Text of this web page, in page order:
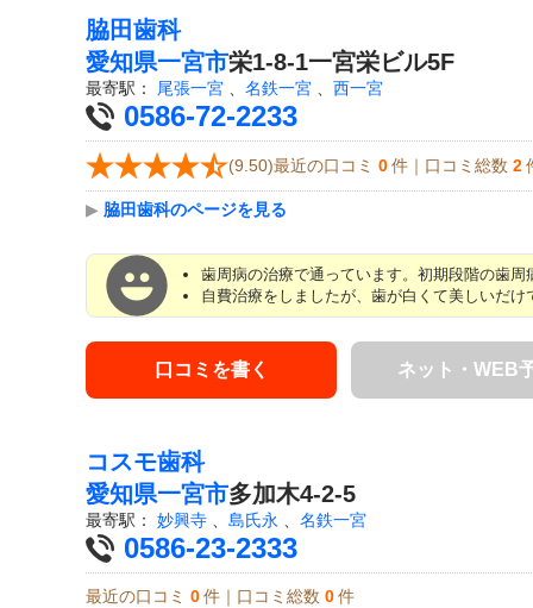
脇田歯科
愛知県一宮市栄1-8-1一宮栄ビル5F
最寄駅： 尾張一宮 名鉄一宮 西一宮
0586-72-2233
(9.50)最近の口コミ 0 件｜口コミ総数 2
▶ 脇田歯科のページを見る
歯周病の治療で通っています。初期段階の歯
自費治療をしましたが、歯が白くて美しいだ
口コミを書く ネット・WEB
コスモ歯科
愛知県一宮市多加木4-2-5
最寄駅： 妙興寺 島氏永 名鉄一宮
0586-23-2333
最近の口コミ 0 件｜口コミ総数 0 件